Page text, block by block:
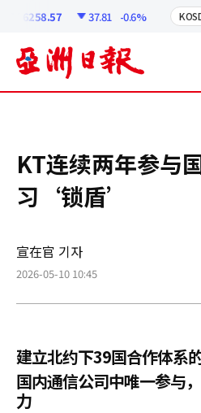
6258.57 37.81 -0.6%
KT连续两年参与
习‘锁盾’
宣在官 기자
2026-05-10 10:45
建立北约下39国合作体系
国内通信公司中唯一参与
力